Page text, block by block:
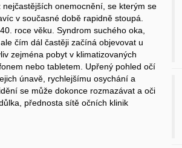
onemocnění, se kterým se
v současné době rapidně stoupá.
roce věku. Syndrom suchého oka,
čím dál častěji začíná objevovat u
zejména pobyt v klimatizovaných
nebo tabletem. Upřený pohled očí
únavě, rychlejšímu osychání a
se může dokonce rozmazávat a oči
přednosta sítě očních klinik